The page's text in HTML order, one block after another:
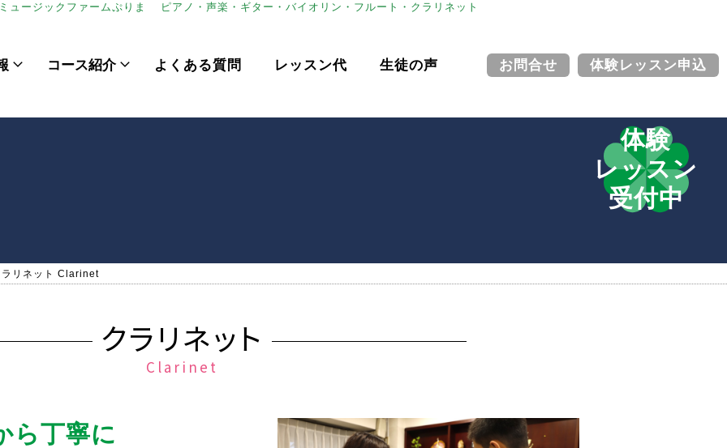
ュージックファームぷりま ピアノ・声楽・ギター・バイオリン・フルート・クラリネット
コース紹介 よくある質問 レッスン代 生徒の声 お問合せ 体験レッスン申込
ラリネット Clarinet
クラリネット
Clarinet
ら丁寧に
体験
レッスン
受付中